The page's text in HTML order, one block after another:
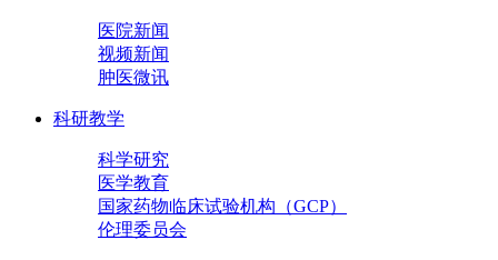
医院新闻
视频新闻
肿医微讯
科研教学
科学研究
医学教育
国家药物临床试验机构（GCP）
伦理委员会